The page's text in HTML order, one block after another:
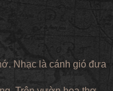
Nhạc là cánh gió đưa